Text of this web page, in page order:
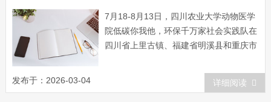
7月18-8月13日，四川农业大学动物医学
院低碳你我他，环保千万家社会实践队在
四川省上里古镇、福建省明溪县和重庆市
博盛会主题宣传活动。同学们旨在让更多
的市民加入到低碳一族，共同呵护我们的
发布于：2026-03-04 详细阅读